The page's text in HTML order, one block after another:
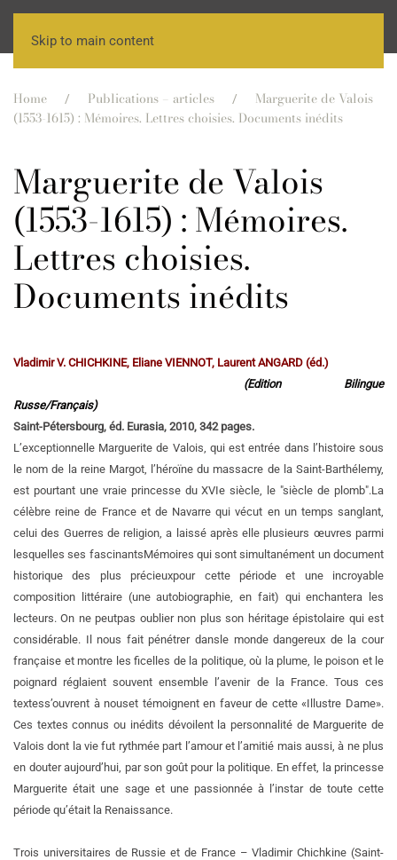
Skip to main content
Home Publications – articles
Marguerite de Valois
(1553-1615) : Mémoires. Lettres choisies. Documents inédits
Marguerite de Valois
(1553-1615) : Mémoires.
Lettres choisies.
Documents inédits
Vladimir V. CHICHKINE, Eliane VIENNOT, Laurent ANGARD (éd.)
(Edition Bilingue
Russe/Français)
Saint-Pétersbourg, éd. Eurasia, 2010, 342 pages.
L’exceptionnelle Marguerite de Valois, qui est entrée dans l’histoire sous
le nom de la reine Margot, l’héroïne du massacre de la Saint-Barthélemy,
est pourtant une vraie princesse du XVIe siècle, le "siècle de plomb".La
célèbre reine de France et de Navarre qui vécut en un temps sanglant,
celui des Guerres de religion, a laissé après elle plusieurs œuvres parmi
lesquelles ses fascinantsMémoires qui sont simultanément un document
historique des plus précieuxpour cette période et une incroyable
composition littéraire (une autobiographie, en fait) qui enchantera les
lecteurs. On ne peutpas oublier non plus son héritage épistolaire qui est
considérable. Il nous fait pénétrer dansle monde dangereux de la cour
française et montre les ficelles de la politique, où la plume, le poison et le
poignard réglaient souvent ensemble l’avenir de la France. Tous ces
textess’ouvrent à nouset témoignent en faveur de cette «Illustre Dame».
Ces textes connus ou inédits dévoilent la personnalité de Marguerite de
Valois dont la vie fut rythmée part l’amour et l’amitié mais aussi, à ne plus
en douter aujourd’hui, par son goût pour la politique. En effet, la princesse
Marguerite était une sage et une passionnée à l’instar de toute cette
période qu’était la Renaissance.
Trois universitaires de Russie et de France – Vladimir Chichkine (Saint-